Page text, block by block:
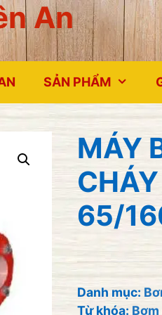
An
SẢN PHẨM
MÁY
65/
Danh mục:
Từ khóa: